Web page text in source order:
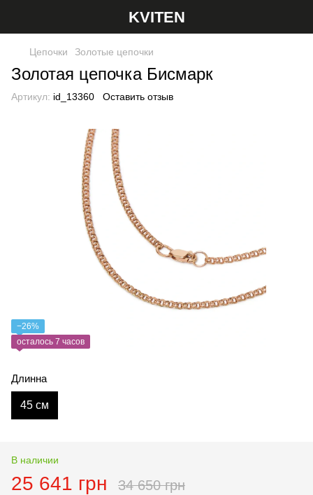
KVITEN
Цепочки Золотые цепочки
Золотая цепочка Бисмарк
Артикул: id_13360 Оставить отзыв
−26%
осталось 7 часов
Длинна
45 см
В наличии
25 641 грн 34 650 грн